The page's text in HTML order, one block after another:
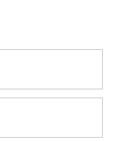
油（いずれも保湿
成分）